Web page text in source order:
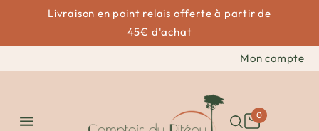
Livraison en point relais offerte à partir de
45€ d'achat
Mon compte
 0